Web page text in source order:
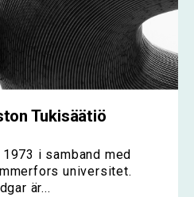
Tukisäätiö
i samband med
universitet.
är...